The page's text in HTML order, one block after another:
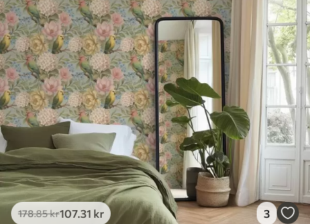
178.85kr107.31 kr 3